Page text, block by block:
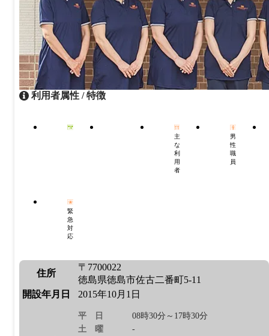
利用者属性 / 特徴
主
な
利
用
者
男
性
職
員
緊
急
対
応
住所
〒7700022
徳島県徳島市佐古二番町5-11
開設年月日
2015年10月1日
平日
08時30分～17時30分
土曜
-